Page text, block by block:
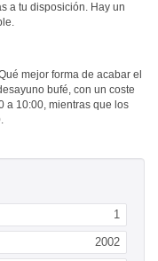
a tu disposición. Hay un
mejor forma de acabar el
bufé, con un coste
a 10:00, mientras que los
1
2002